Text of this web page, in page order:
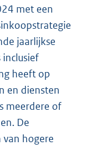
met een
jaarlijkse
inclusief
heeft op
en diensten
meerdere of
De
hogere